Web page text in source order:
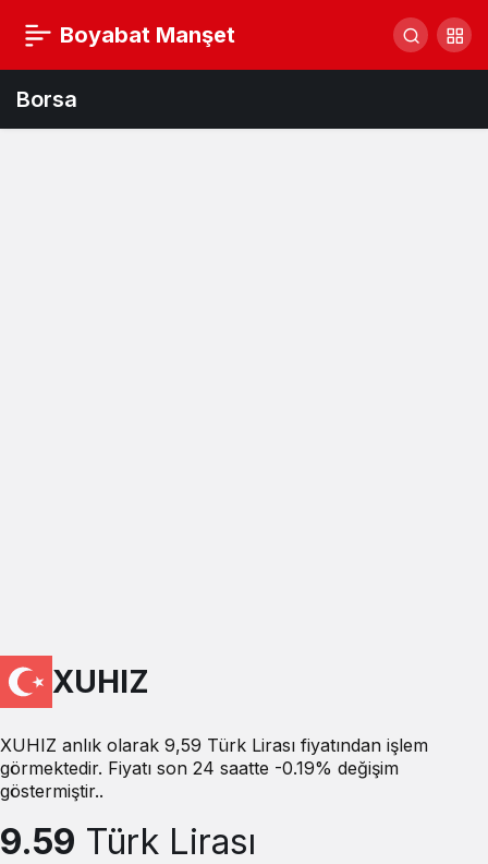
Boyabat Manşet
Borsa
XUHIZ
XUHIZ anlık olarak 9,59 Türk Lirası fiyatından işlem
görmektedir. Fiyatı son 24 saatte -0.19% değişim
göstermiştir..
9.59 Türk Lirası